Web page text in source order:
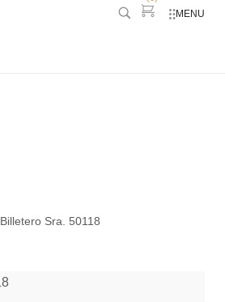
MENU
Billetero Sra. 50118